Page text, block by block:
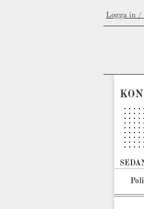
Logga in /